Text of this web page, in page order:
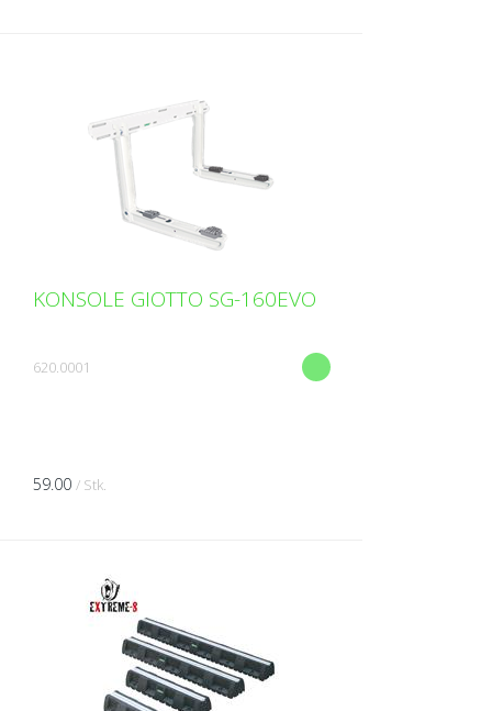
KONSOLE GIOTTO SG-160EVO
620.0001
59.00 / Stk.